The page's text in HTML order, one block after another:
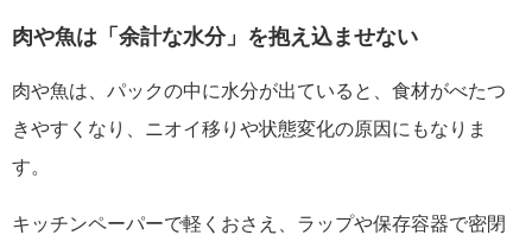
肉や魚は「余計な水分」を抱え込ませない
肉や魚は、パックの中に水分が出ていると、食材がべたつ
きやすくなり、ニオイ移りや状態変化の原因にもなりま
す。
キッチンペーパーで軽くおさえ、ラップや保存容器で密閉